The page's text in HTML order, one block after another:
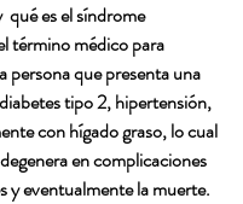
qué es el síndrome
término médico para
persona que presenta una
tipo 2, hipertensión,
con hígado graso, lo cual
en complicaciones
y eventualmente la muerte.